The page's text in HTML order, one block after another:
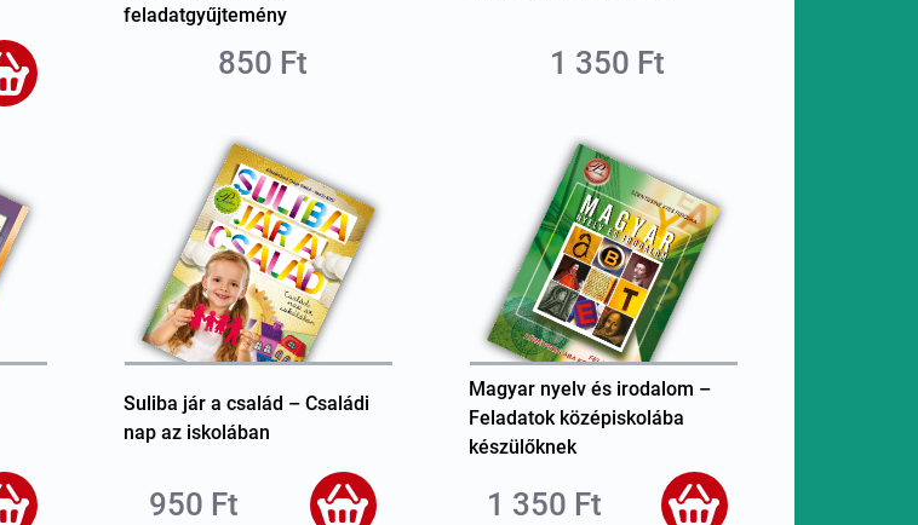
feladatgyűjtemény
850 Ft 1 350 Ft
Suliba jár a család – Családi
nap az iskolában
950 Ft
Magyar nyelv és irodalom –
Feladatok középiskolába
készülőknek
1 350 Ft